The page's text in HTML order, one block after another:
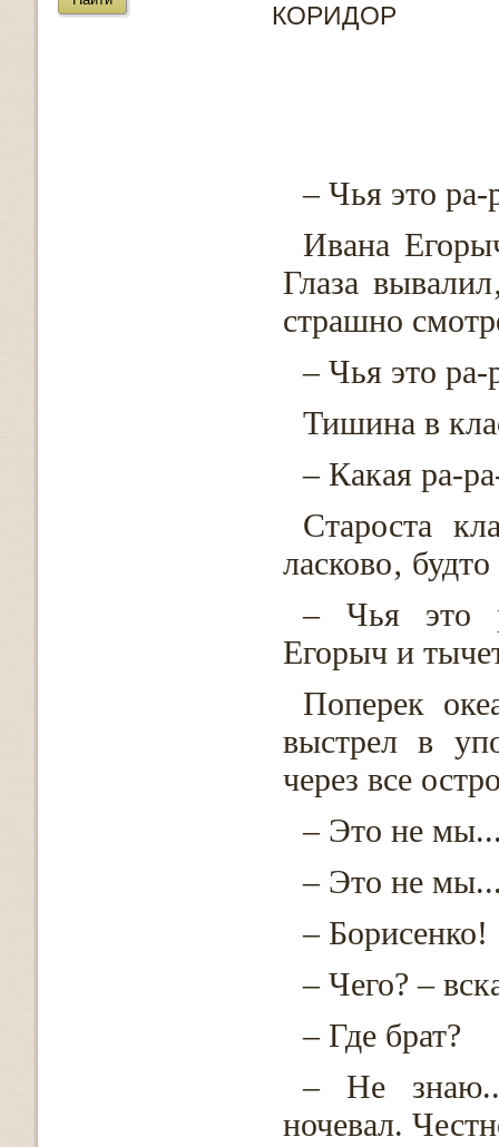
КОРИДОР
– Чья это ра-
Ивана
Глаза
страшно
– Чья это
Тишина в
– Какая ра-
Староста
ласково‚
– Чья это
Егорыч и
Поперек
выстрел в
через все
– Это не
– Это не
– Борисенко!
– Чего? –
– Где брат?
– Не
ночевал.